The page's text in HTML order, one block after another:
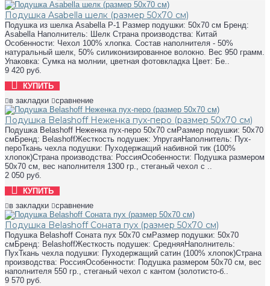
Подушка Asabella шелк (размер 50х70 см)
Подушка из шелка Asabella P-1 Размер подушки: 50х70 см Бренд:
Asabella Наполнитель: Шелк Страна производства: Китай
Особенности: Чехол 100% хлопка. Состав наполнителя - 50%
натуральный шелк, 50% силиконизированное волокно. Вес 950 грамм.
Упаковка: Сумка на молнии, цветная фотовкладка Цвет: Бе..
9 420 руб.
КУПИТЬ
в закладки
сравнение
Подушка Belashoff Неженка пух-перо (размер 50х70 см)
Подушка Belashoff Неженка пух-перо 50х70 смРазмер подушки: 50х70
смБренд: BelashoffЖесткость подушек: УпругаяНаполнитель: Пух-
пероТкань чехла подушки: Пуходержащий набивной тик (100%
хлопок)Страна производства: РоссияОсобенности: Подушка размером
50х70 см, вес наполнителя 1300 гр., стеганый чехол с ..
2 050 руб.
КУПИТЬ
в закладки
сравнение
Подушка Belashoff Соната пух (размер 50х70 см)
Подушка Belashoff Соната пух 50х70 смРазмер подушки: 50х70
смБренд: BelashoffЖесткость подушек: СредняяНаполнитель:
ПухТкань чехла подушки: Пуходержащий сатин (100% хлопок)Страна
производства: РоссияОсобенности: Подушка размером 50х70 см, вес
наполнителя 550 гр., стеганый чехол с кантом (золотисто-б..
9 570 руб.